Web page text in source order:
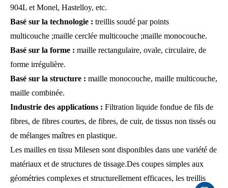
904L et Monel, Hastelloy, etc.
Basé sur la technologie : treillis soudé par points
multicouche ;maille cerclée multicouche ;maille monocouche.
Basé sur la forme : maille rectangulaire, ovale, circulaire, de
forme irrégulière.
Basé sur la structure : maille monocouche, maille multicouche,
maille combinée.
Industrie des applications : Filtration liquide fondue de fils de
fibres, de fibres courtes, de fibres, de cuir, de tissus non tissés ou
de mélanges maîtres en plastique.
Les mailles en tissu Milesen sont disponibles dans une variété de
matériaux et de structures de tissage.Des coupes simples aux
géométries complexes et structurellement efficaces, les treillis